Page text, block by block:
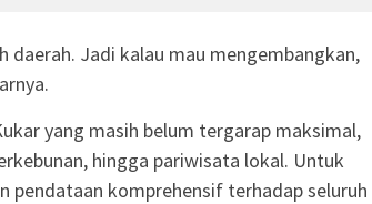
daerah. Jadi kalau mau mengembangkan,
yang masih belum tergarap maksimal,
hingga pariwisata lokal. Untuk
pendataan komprehensif terhadap seluruh